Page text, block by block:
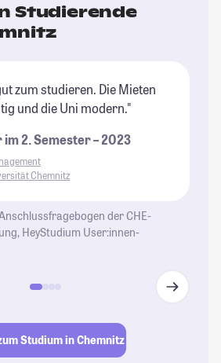
Studierende
zum studieren. Die Mieten
und die Uni modern."
2. Semester – 2023
Chemnitz
der CHE-
HeyStudium User:innen-
Studium in Chemnitz